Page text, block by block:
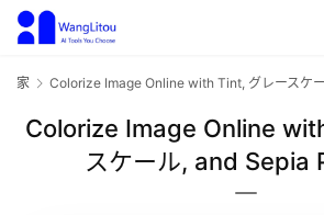
家 Colorize Image Online with Tint, グレースケ
Colorize Image Online
スケール, and Sepia